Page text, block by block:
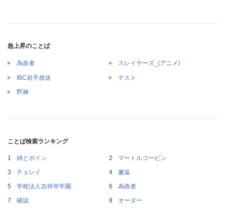
急上昇のことば
為政者 スレイヤーズ_(アニメ)
IBC岩手放送 テスト
黙祷
ことば検索ランキング
姉とボイン
マートルコービン
チョレイ
邂逅
学校法人吉祥寺学園
為政者
確認
オーダー